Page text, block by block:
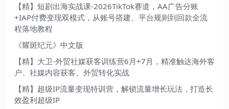
【精】短剧出海实战课-2026TikTok赛道，AA广告分账
+IAP付费变现双模式，从账号搭建、平台规则到回款全流
程落地教程
《耀斑纪元》中文版
【精】大卫-外贸社媒获客训练营6月+7月，精准触达海外客
户、社媒内容获客、外贸转化实战
【精】超级IP流量变现特训营，解锁流量增长玩法，打造长
效盈利超级IP